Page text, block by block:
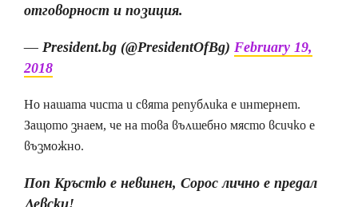
отговорност и позиция.
— President.bg (@PresidentOfBg) February 19,
2018
Но нашата чиста и свята република е интернет.
Защото знаем, че на това вълшебно място всичко е
възможно.
Поп Кръстю е невинен, Сорос лично е предал